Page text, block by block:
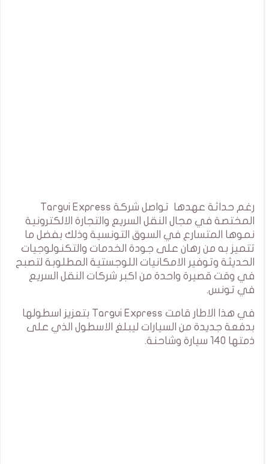
رغم حداثة عهدها تواصل شركة Targui Express
المختصة في مجال النقل السريع والتجارة الالكترونية
نموها المتسارع في السوق التونسية وذلك بفضل ما
تتميز به من رهان على جودة الخدمات والتكنولوجيات
الحديثة وتوفير الامكانيات اللوجستية المطلوبة لتصبح
في وقت قصيرة واحدة من اكبر شركات النقل السريع
في تونس.
في هذا الاطار قامت Targui Express بتعزيز اسطولها
بدفعة جديدة من السيارات ليبلغ الاسطول الذي على
ذمتها 140 سيارة وشاحنة.